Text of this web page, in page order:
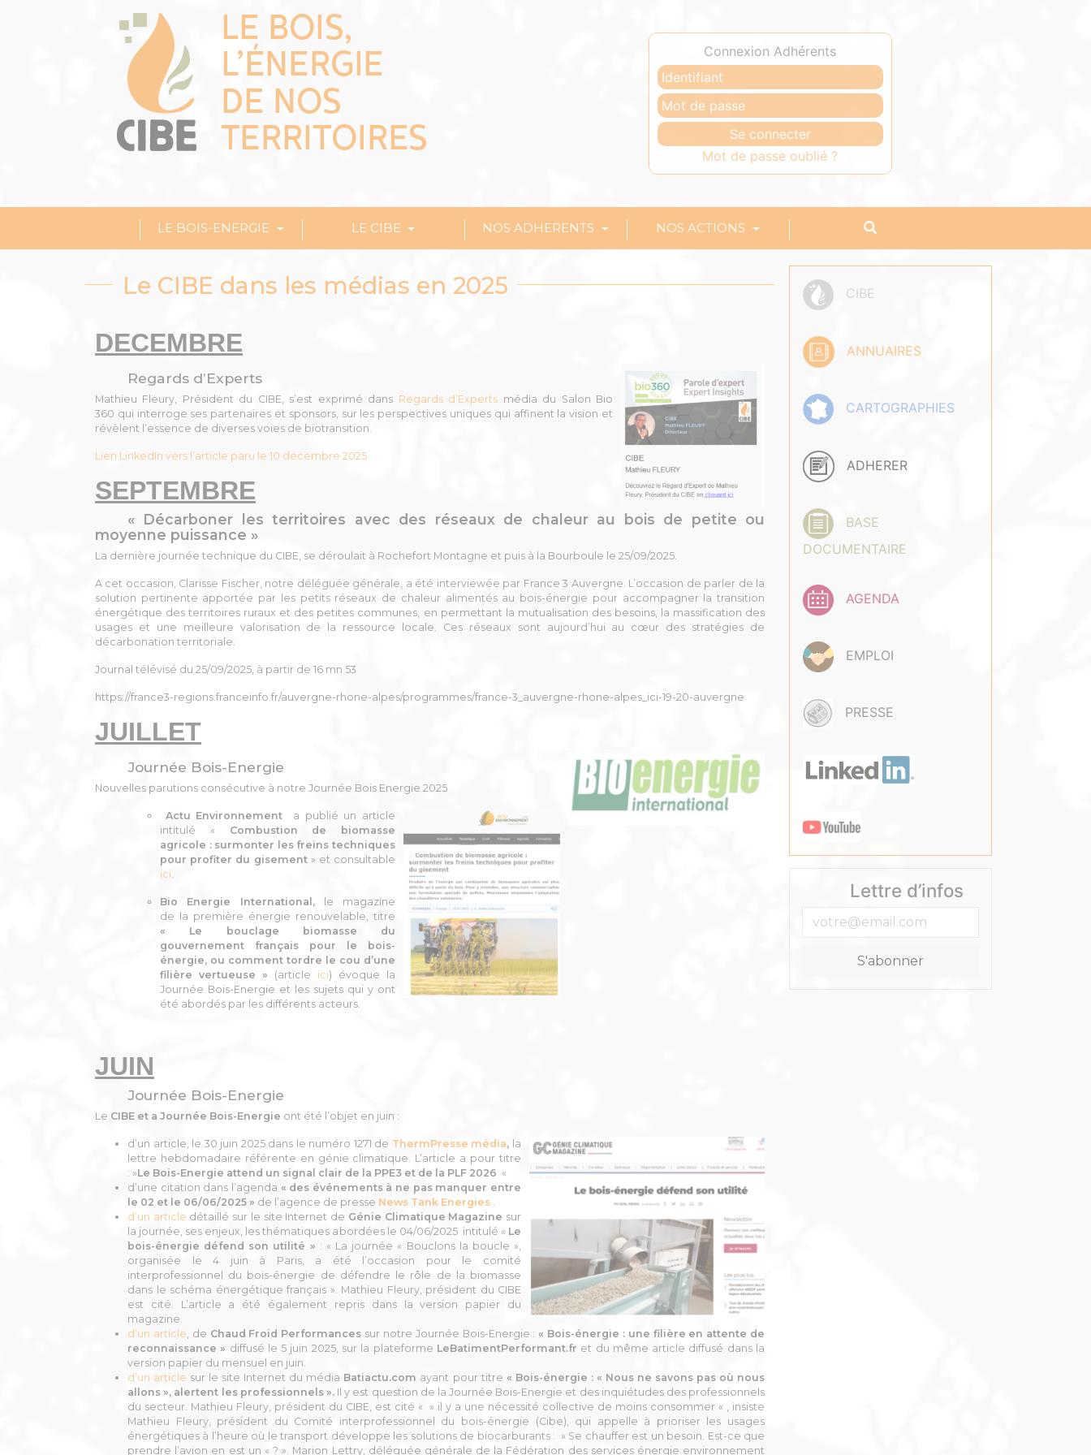
Connexion Adhérents
Mot de passe oublié ?
LE BOIS-ENERGIE LE CIBE NOS ADHERENTS NOS ACTIONS
Le CIBE dans les médias en 2025
DECEMBRE
Regards d’Experts
Mathieu Fleury, Président du CIBE, s’est exprimé dans Regards d’Experts média du Salon Bio
360 qui interroge ses partenaires et sponsors, sur les perspectives uniques qui affinent la vision et
révèlent l’essence de diverses voies de biotransition.
Lien LinkedIn vers l’article paru le 10 décembre 2025
SEPTEMBRE
« Décarboner les territoires avec des réseaux de chaleur au bois de petite ou
moyenne puissance »
La dernière journée technique du CIBE, se déroulait à Rochefort Montagne et puis à la Bourboule le 25/09/2025.
A cet occasion, Clarisse Fischer, notre déléguée générale, a été interviewée par France 3 Auvergne. L’occasion de parler de la
solution pertinente apportée par les petits réseaux de chaleur alimentés au bois-énergie pour accompagner la transition
énergétique des territoires ruraux et des petites communes, en permettant la mutualisation des besoins, la massification des
usages et une meilleure valorisation de la ressource locale. Ces réseaux sont aujourd’hui au cœur des stratégies de
décarbonation territoriale.
Journal télévisé du 25/09/2025, à partir de 16 mn 53
https://france3-regions.franceinfo.fr/auvergne-rhone-alpes/programmes/france-3_auvergne-rhone-alpes_ici-19-20-auvergne
JUILLET
Journée Bois-Energie
Nouvelles parutions consécutive à notre Journée Bois Energie 2025
Actu Environnement a publié un article
intitulé « Combustion de biomasse
agricole : surmonter les freins techniques
pour profiter du gisement» et consultable
ici.
Bio Energie International,
le magazine
de la première énergie renouvelable, titre
« Le bouclage biomasse du
gouvernement français pour le bois-
énergie, ou comment tordre le cou d’une
filière vertueuse » (article ici) évoque la
Journée Bois-Energie et les sujets qui y ont
été abordés par les différents acteurs.
JUIN
Journée Bois-Energie
Le CIBE et a Journée Bois-Energie ont été l’objet en juin :
d’un article, le 30 juin 2025 dans le numéro 1271 de ThermPresse média, la
lettre hebdomadaire référente en génie climatique. L’article a pour titre
: »Le Bois-Energie attend un signal clair de la PPE3 et de la PLF 2026 «
d’une citation dans l’agenda « des événements à ne pas manquer entre
le 02 et le 06/06/2025 » de l’agence de presse News Tank Energies .
d’un article détaillé sur le site Internet de Génie Climatique Magazine sur
la journée, ses enjeux, les thématiques abordées le 04/06/2025 intitulé « Le
bois-énergie défend son utilité » : « La journée « Bouclons la boucle »,
organisée le 4 juin à Paris, a été l’occasion pour le comité
interprofessionnel du bois-énergie de défendre le rôle de la biomasse
dans le schéma énergétique français ». Mathieu Fleury, président du CIBE
est cité. L’article a été également repris dans la version papier du
magazine.
d’un article, de Chaud Froid Performances sur notre Journée Bois-Energie :« Bois-énergie : une filière en attente de
reconnaissance » diffusé le 5 juin 2025, sur la plateforme LeBatimentPerformant.fr et du même article diffusé dans la
version papier du mensuel en juin.
d’un article sur le site Internet du média Batiactu.com ayant pour titre « Bois-énergie : « Nous ne savons pas où nous
allons », alertent les professionnels ». Il y est question de la Journée Bois-Energie et des inquiétudes des professionnels
du secteur. Mathieu Fleury, président du CIBE, est cité « » il y a une nécessité collective de moins consommer « , insiste
Mathieu Fleury, président du Comité interprofessionnel du bois-énergie (Cibe), qui appelle à prioriser les usages
énergétiques à l’heure où le transport développe les solutions de biocarburants : » Se chauffer est un besoin. Est-ce que
prendre l’avion en est un « ? ». Marion Lettry, déléguée générale de la Fédération des services énergie environnement
CIBE
ANNUAIRES
CARTOGRAPHIES
ADHERER
BASE
DOCUMENTAIRE
AGENDA
EMPLOI
PRESSE
Lettre d’infos